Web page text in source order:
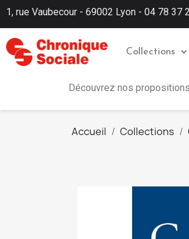
1, rue Vaubecour - 69002 Lyon - 04 78 37
Collections
Découvrez nos propositions
Accueil Collections